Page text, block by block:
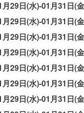
29日(水)-01月31日(
29日(水)-01月31日(
29日(水)-01月31日(
29日(水)-01月31日(
29日(水)-01月31日(
29日(水)-01月31日(
29日(水)-01月31日(